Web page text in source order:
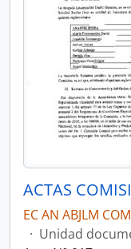
EC AN ABJLM
· Unidad